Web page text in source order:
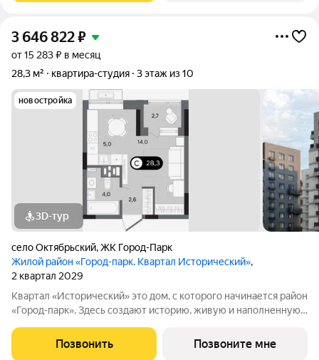
3 646 822₽
от 15 283 ₽ в месяц
28,3 м²
квартира-студия 3 этаж из 10
новостройка
3D-тур
село Октябрьский,ЖК Город-Парк
Жилой район «Город-парк. Квартал Исторический»,
2 квартал 2029
Квартал «Исторический» это дом, с которого начинается район
«Город-парк». Здесь создают историю, живую и наполненную
от семи до десяти этажей и двух десятиэтажных башен,
выходящих на
Позвонить Позвоните мне